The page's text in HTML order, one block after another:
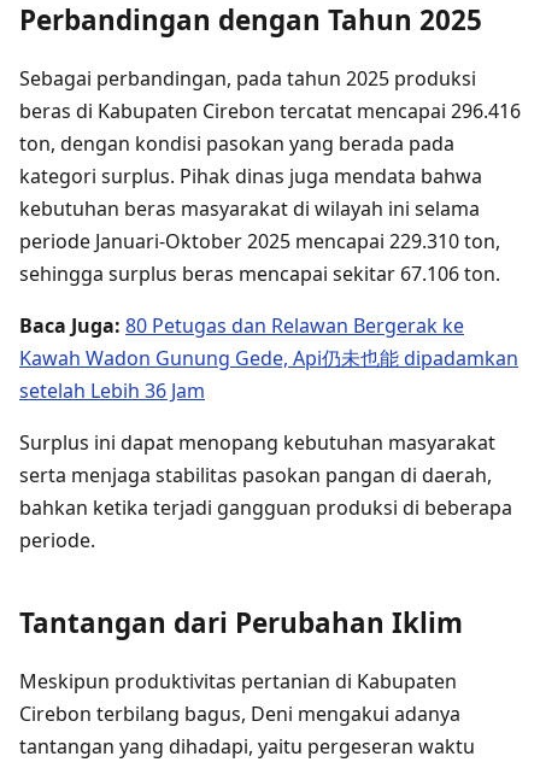
Perbandingan dengan Tahun 2025
Sebagai perbandingan, pada tahun 2025 produksi
beras di Kabupaten Cirebon tercatat mencapai 296.416
ton, dengan kondisi pasokan yang berada pada
kategori surplus. Pihak dinas juga mendata bahwa
kebutuhan beras masyarakat di wilayah ini selama
periode Januari-Oktober 2025 mencapai 229.310 ton,
sehingga surplus beras mencapai sekitar 67.106 ton.
Baca Juga: 80 Petugas dan Relawan Bergerak ke
Kawah Wadon Gunung Gede, Api仍未也能 dipadamkan
setelah Lebih 36 Jam
Surplus ini dapat menopang kebutuhan masyarakat
serta menjaga stabilitas pasokan pangan di daerah,
bahkan ketika terjadi gangguan produksi di beberapa
periode.
Tantangan dari Perubahan Iklim
Meskipun produktivitas pertanian di Kabupaten
Cirebon terbilang bagus, Deni mengakui adanya
tantangan yang dihadapi, yaitu pergeseran waktu